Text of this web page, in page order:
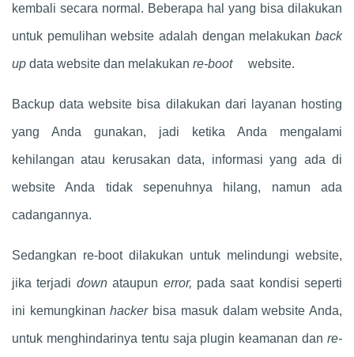
kembali secara normal. Beberapa hal yang bisa dilakukan
untuk pemulihan website adalah dengan melakukan back
up data website dan melakukan re-boot website.
Backup data website bisa dilakukan dari layanan hosting
yang Anda gunakan, jadi ketika Anda mengalami
kehilangan atau kerusakan data, informasi yang ada di
website Anda tidak sepenuhnya hilang, namun ada
cadangannya.
Sedangkan re-boot dilakukan untuk melindungi website,
jika terjadi downataupun error, pada saat kondisi seperti
ini kemungkinanhacker bisa masuk dalam website Anda,
untuk menghindarinya tentu saja plugin keamanan dan re-